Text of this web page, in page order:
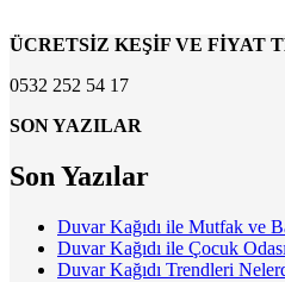
ÜCRETSİZ KEŞİF VE FİYAT
0532 252 54 17
SON YAZILAR
Son Yazılar
Duvar Kağıdı ile Mutfak ve
Duvar Kağıdı ile Çocuk
Duvar Kağıdı Trendleri